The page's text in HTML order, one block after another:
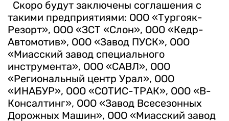
Скоро будут заключены соглашения с
такими предприятиями: ООО «Тургояк-
Резорт», ООО «ЗСТ «Слон», ООО «Кедр-
Автомотив», ООО «Завод ПУСК», ООО
«Миасский завод специального
инструмента», ООО «САВЛ», ООО
«Региональный центр Урал», ООО
«ИНАБУР», ООО «СОТИС-ТРАК», ООО «В-
Консалтинг», ООО «Завод Всесезонных
Дорожных Машин», ООО «Миасский завод